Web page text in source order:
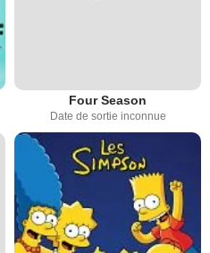
Four Season
Date de sortie inconnue